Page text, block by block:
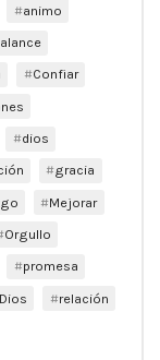
animo
Confiar
dios
gracia
Mejorar
Orgullo
promesa
relación